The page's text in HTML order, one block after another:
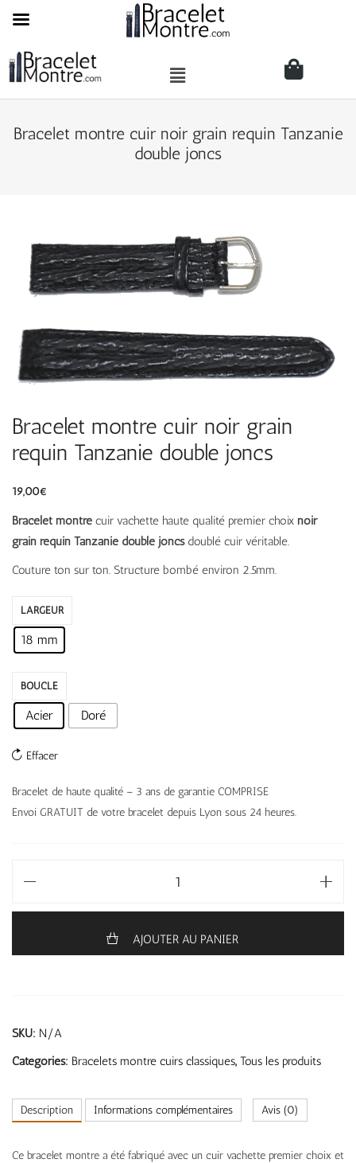
Bracelet montre cuir noir grain requin Tanzanie
double joncs
Bracelet montre cuir noir grain
requin Tanzanie double joncs
19,00€
Bracelet montre cuir vachette haute qualité premier choix noir
grain requin Tanzanie double joncsdoublé cuir véritable.
Couture ton sur ton. Structure bombé environ 2.5mm.
LARGEUR
18 mm
BOUCLE
Acier Doré
Effacer
Bracelet de haute qualité – 3 ans de garantie COMPRISE
Envoi GRATUIT de votre bracelet depuis Lyon sous 24 heures.
AJOUTER AU PANIER
SKU: N/A
Categories: Bracelets montre cuirs classiques, Tous les produits
Description Informations complémentaires Avis (0)
Ce bracelet montre a été fabriqué avec un cuir vachette premier choix et